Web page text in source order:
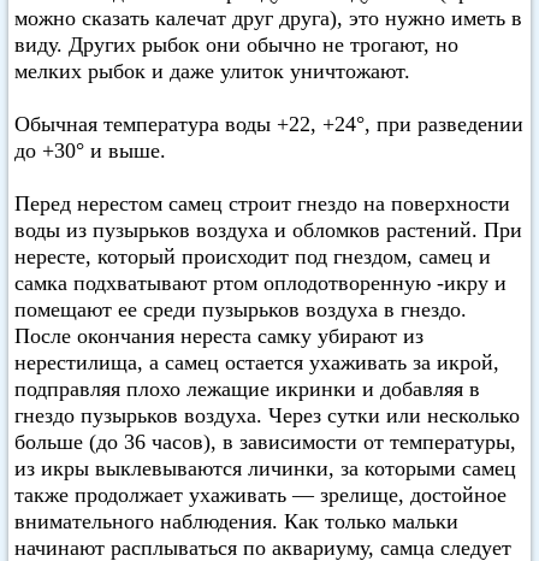
можно сказать калечат друг друга), это нужно иметь в
виду. Других рыбок они обычно не трогают, но
мелких рыбок и даже улиток уничтожают.
Обычная температура воды +22, +24°, при разведении
до +30° и выше.
Перед нерестом самец строит гнездо на поверхности
воды из пузырьков воздуха и обломков растений. При
нересте, который происходит под гнездом, самец и
самка подхватывают ртом оплодотворенную -икру и
помещают ее среди пузырьков воздуха в гнездо.
После окончания нереста самку убирают из
нерестилища, а самец остается ухаживать за икрой,
подправляя плохо лежащие икринки и добавляя в
гнездо пузырьков воздуха. Через сутки или несколько
больше (до 36 часов), в зависимости от температуры,
из икры выклевываются личинки, за которыми самец
также продолжает ухаживать — зрелище, достойное
внимательного наблюдения. Как только мальки
начинают расплываться по аквариуму, самца следует